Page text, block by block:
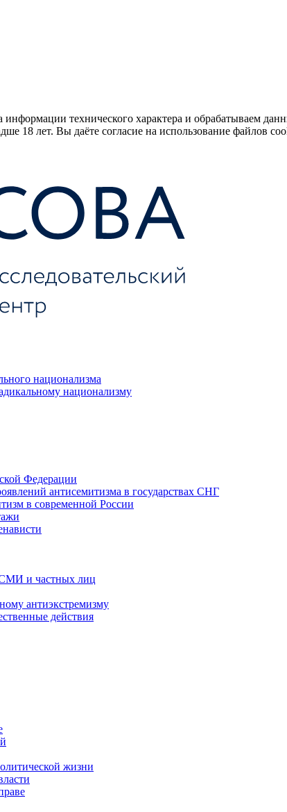
технического характера и обрабатываем
18 лет. Вы даёте согласие на использование файлов
национализма
национализму
Федерации
антисемитизма в государствах СНГ
в современной России
СМИ и частных лиц
антиэкстремизму
действия
жизни